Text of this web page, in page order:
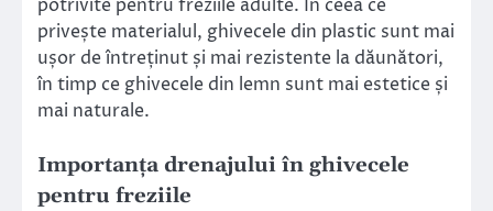
potrivite pentru freziile adulte. În ceea ce
privește materialul, ghivecele din plastic sunt mai
ușor de întreținut și mai rezistente la dăunători,
în timp ce ghivecele din lemn sunt mai estetice și
mai naturale.
Importanța drenajului în ghivecele
pentru freziile